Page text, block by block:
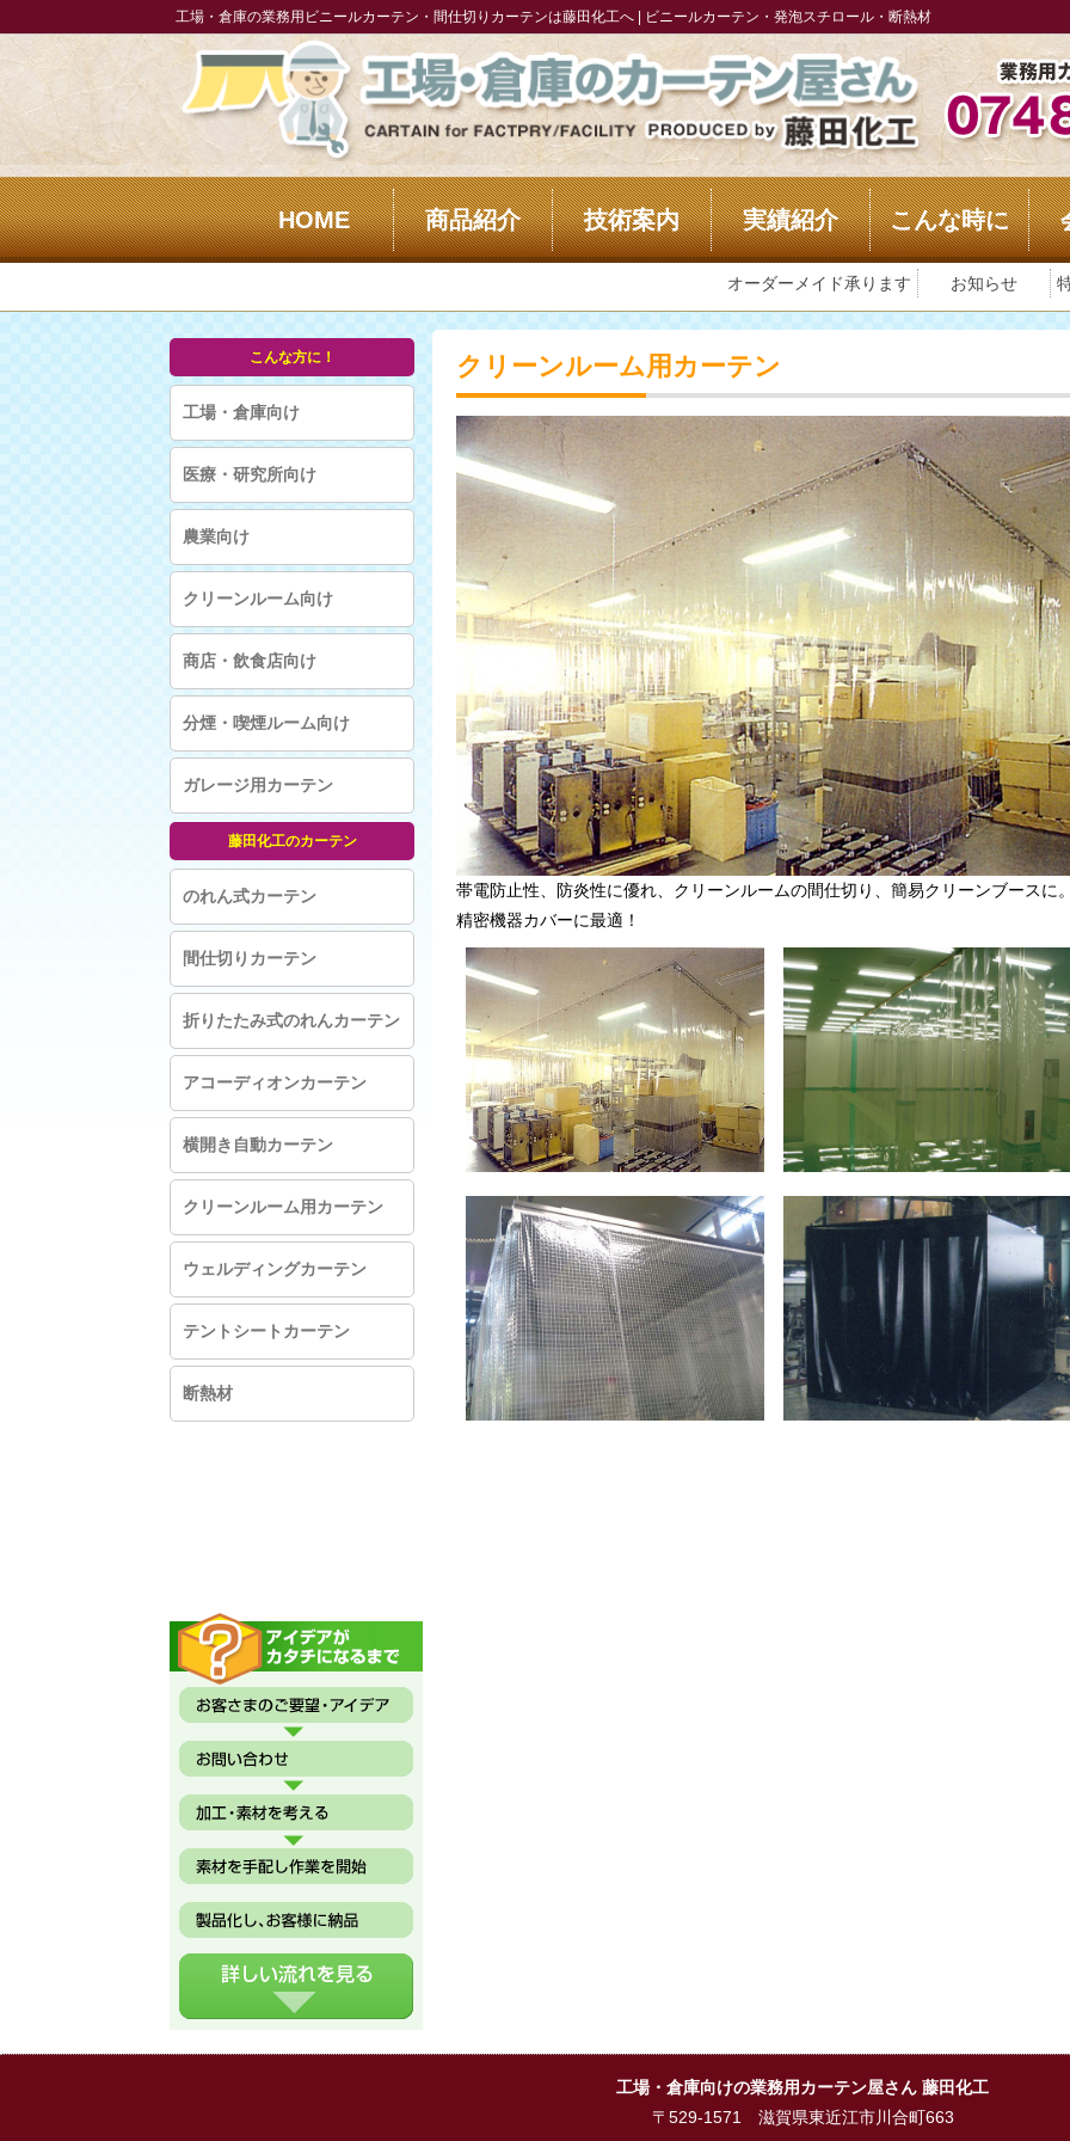
工場・倉庫の業務用ビニールカーテン・間仕切りカーテンは藤田化工へ | ビニールカーテン・発泡スチロール・断熱材
HOME 商品紹介 技術案内 実績紹介 こんな時に
オーダーメイド承ります お知らせ
クリーンルーム用カーテン
帯電防止性、防炎性に優れ、クリーンルームの間仕切り、簡易クリーンブースに
精密機器カバーに最適！
こんな方に！
工場・倉庫向け
医療・研究所向け
農業向け
クリーンルーム向け
商店・飲食店向け
分煙・喫煙ルーム向け
ガレージ用カーテン
藤田化工のカーテン
のれん式カーテン
間仕切りカーテン
折りたたみ式のれんカーテン
アコーディオンカーテン
横開き自動カーテン
クリーンルーム用カーテン
ウェルディングカーテン
テントシートカーテン
断熱材
工場・倉庫向けの業務用カーテン屋さん 藤田化工
〒529-1571 滋賀県東近江市川合町663